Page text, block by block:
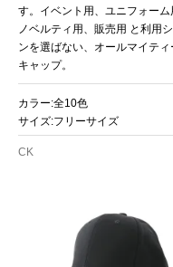
す。イベント用、ユニフォーム
ノベルティ用、販売用 と利用
ンを選ばない、オールマイティ
キャップ。
カラー:全10色
サイズ:フリーサイズ
CK